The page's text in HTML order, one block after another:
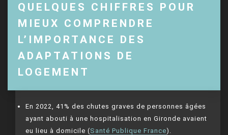
QUELQUES CHIFFRES POUR
MIEUX COMPRENDRE
L’IMPORTANCE DES
ADAPTATIONS DE
LOGEMENT
En 2022, 41% des chutes graves de personnes âgées
ayant abouti à une hospitalisation en Gironde avaient
eu lieu à domicile (Santé Publique France).